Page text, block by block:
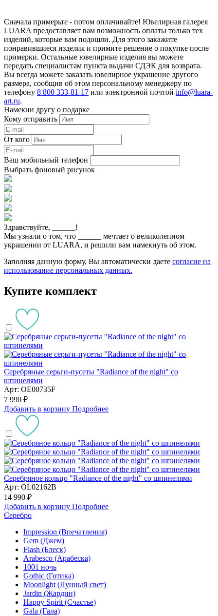
Сначала примерьте - потом оплачивайте! Ювелирная галерея
LUARA предоставляет вам возможность оплаты только тех
изделий, которые вам подошли. Для этого закажите
понравившиеся изделия и примите решение о покупке после
примерки. Остальные ювелирные изделия вы можете
передать специалистам пункта выдачи СДЭК для возврата.
Вы всегда можете заказать ювелирное украшение другого
размера, сообщив об этом персональному менеджеру по
телефону 8 800 333-81-17 или электронной почтой info@luara-
art.ru.
Намекни другу о подарке
Кому отправить
От кого
Ваш мобильный телефон
Выбрать фоновый рисунок
Здравствуйте,
!
Мы узнали о том, что
мечтает о великолепном
украшении от LUARA, и решили вам намекнуть об этом.
Заполняя данную форму, Вы автоматически даете согласие на
использование персональных данных.
Купите комплект
Серебряные серьги-пусеты "Radiance of the night" со
шпинелями
Арт: OE00735F
7 990 ₽
Добавить в корзину Подробнее
Серебряное кольцо "Radiance of the night" со шпинелями
Арт: OL02162B
14 990 ₽
Добавить в корзину Подробнее
Серебро
Impression (Впечатления)
Gem (Джем)
Flash (Блеск)
Arabesco (Арабеска)
1001 ночь
Gothic (Готика)
Moonlight (Лунный свет)
Jardin (Жардин)
Happy Spirit (Счастье)
Gala (Гала)